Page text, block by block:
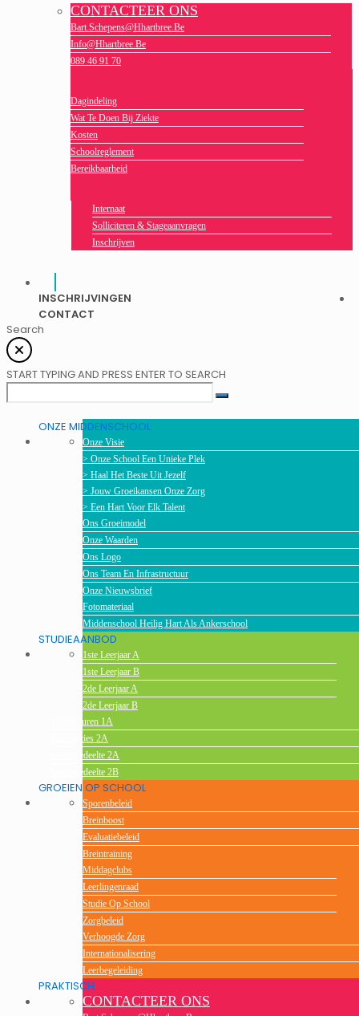
CONTACTEER ONS
Bart.schepens@hhartbree.be
Info@hhartbree.be
089 46 91 70
Dagindeling
Wat Te Doen Bij Ziekte
Kosten
Schoolreglement
Bereikbaarheid
Internaat
Solliciteren & Stageaanvragen
Inschrijven
INSCHRIJVINGEN
CONTACT
Search
START TYPING AND PRESS ENTER TO SEARCH
ONZE MIDDENSCHOOL
Onze Visie
> Onze School Een Unieke Plek
> Haal Het Beste Uit Jezelf
> Jouw Groeikansen Onze Zorg
> Een Hart Voor Elk Talent
Ons Groeimodel
Onze Waarden
Ons Logo
Ons Team En Infrastructuur
Onze Nieuwsbrief
Fotomateriaal
Middenschool Heilig Hart Als Ankerschool
STUDIEAANBOD
1ste Leerjaar A
1ste Leerjaar B
2de Leerjaar A
2de Leerjaar B
Talentenuren 1A
Basisopties 2A
Keuzegedeelte 2A
Keuzegedeelte 2B
GROEIEN OP SCHOOL
Sporenbeleid
Breinboost
Evaluatiebeleid
Breintraining
Middagclubs
Leerlingenraad
Studie Op School
Zorgbeleid
Verhoogde Zorg
Internationalisering
Leerbegeleiding
PRAKTISCH
CONTACTEER ONS